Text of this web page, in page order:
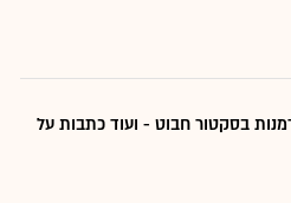
בסקטור חבוט - ועוד כתבות על